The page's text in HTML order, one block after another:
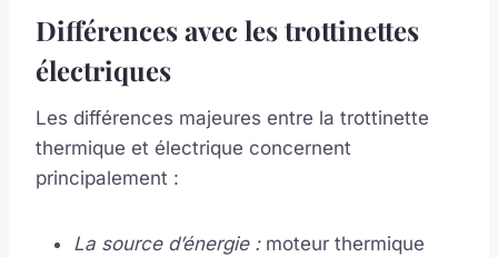
Différences avec les trottinettes
électriques
Les différences majeures entre la trottinette
thermique et électrique concernent
principalement :
La source d’énergie :moteur thermique